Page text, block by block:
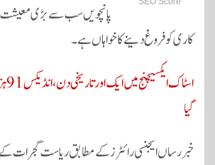
پانچویں سب سے بڑی معیشت
کاری کو فروغ دینے کا خواہاں ہے۔
گیا
خبر رساں ایجنسی رائٹرز کے مطابق ریاست گجرات کے